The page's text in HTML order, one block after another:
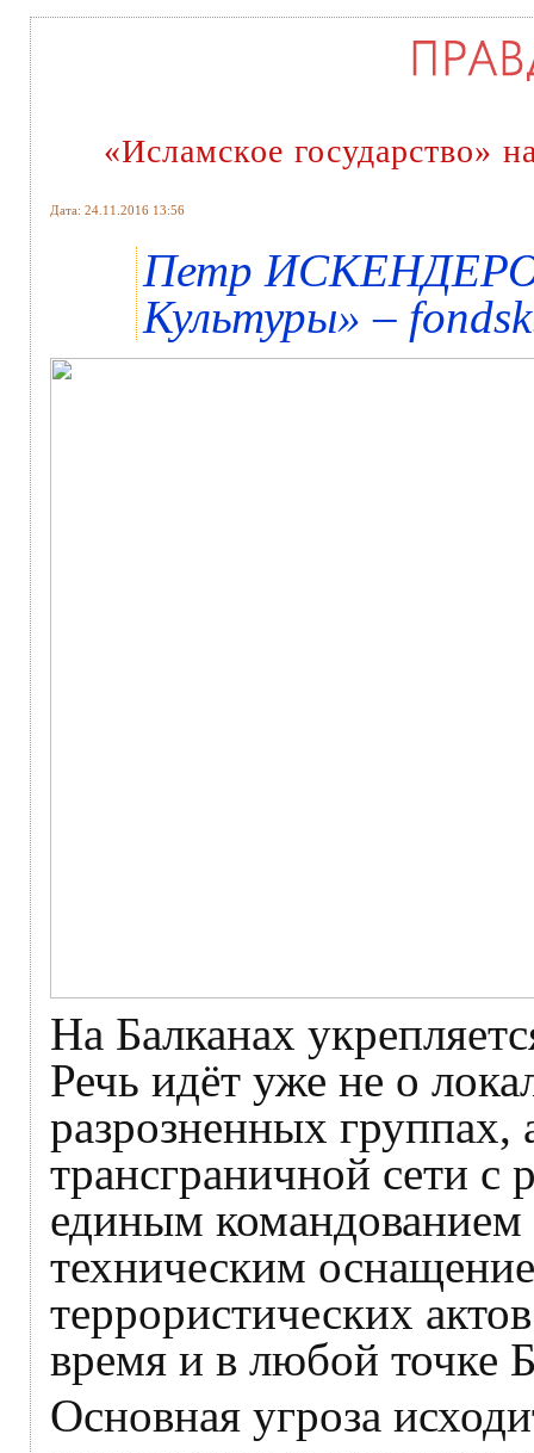
«Исламское государство»
Дата: 24.11.2016 13:56
Петр
Культуры» –
На Балканах
Речь идёт уже не о
разрозненных группах,
трансграничной сети с
единым
техническим
террористических
время и в любой точке
Основная угроза